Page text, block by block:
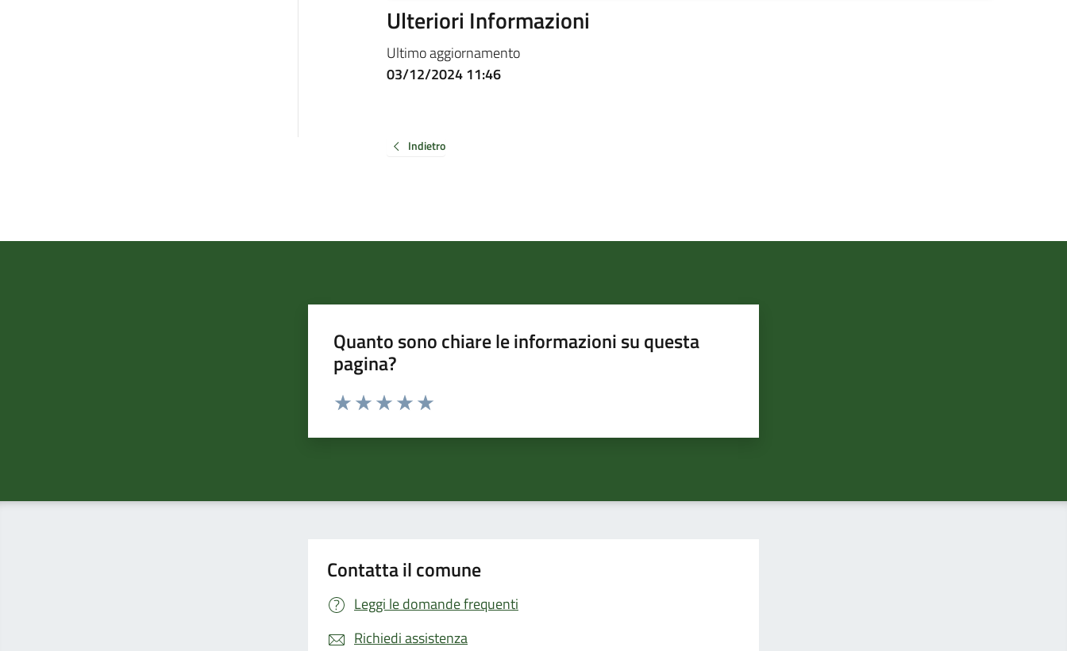
Ulteriori Informazioni
Ultimo aggiornamento
03/12/2024 11:46
Indietro
Quanto sono chiare le informazioni su questa
pagina?
Valuta da 1 a 5 stelle la pagina
Contatta il comune
Leggi le domande frequenti
Richiedi assistenza